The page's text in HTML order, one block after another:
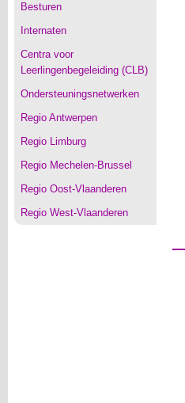
Besturen
Internaten
Centra voor
Leerlingenbegeleiding (CLB)
Ondersteuningsnetwerken
Regio Antwerpen
Regio Limburg
Regio Mechelen-Brussel
Regio Oost-Vlaanderen
Regio West-Vlaanderen